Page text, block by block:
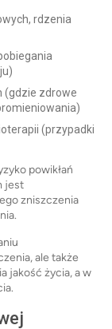
rdzenia
(gdzie zdrowe
(przypadki
powikłań
jest
zniszczenia
ale także
jakość życia, a w